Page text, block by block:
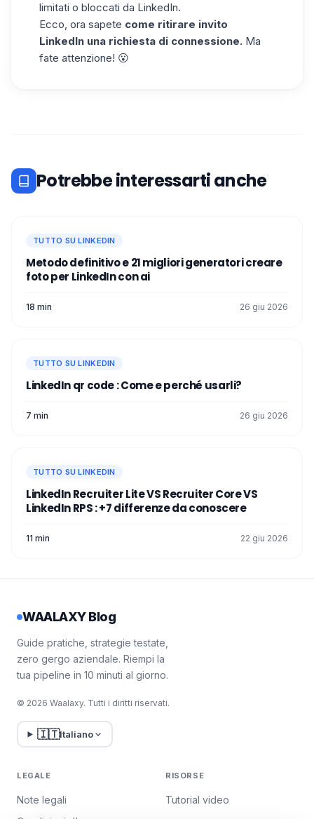
limitati o bloccati da LinkedIn.
Ecco, ora sapete come ritirare invito
LinkedIn una richiesta di connessione. Ma
fate attenzione! 😮
Potrebbe interessarti anche
TUTTO SU LINKEDIN
Metodo definitivo e 21 migliori generatori creare
foto per LinkedIn con ai
18 min 26 giu 2026
TUTTO SU LINKEDIN
LinkedIn qr code : Come e perché usarli?
7 min 26 giu 2026
TUTTO SU LINKEDIN
LinkedIn Recruiter Lite VS Recruiter Core VS
LinkedIn RPS : +7 differenze da conoscere
11 min 22 giu 2026
WAALAXY Blog
Guide pratiche, strategie testate,
zero gergo aziendale. Riempi la
tua pipeline in 10 minuti al giorno.
© 2026 Waalaxy. Tutti i diritti riservati.
🇮🇹Italiano
LEGALE
Note legali
RISORSE
Tutorial video